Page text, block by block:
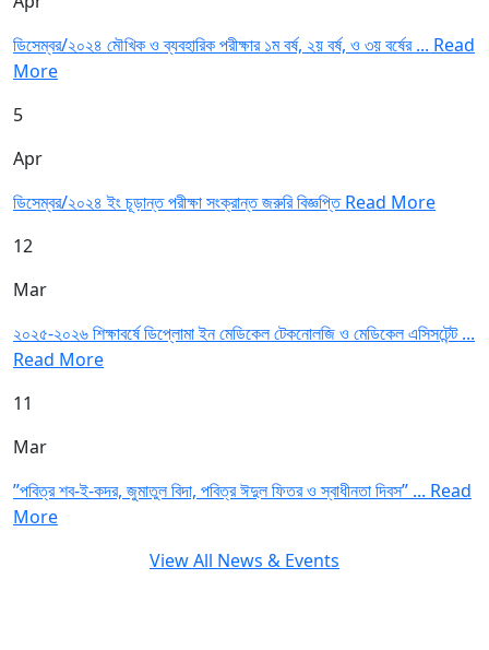
ডিসেম্বর/২০২৪ মৌখিক ও ব্যবহারিক পরীক্ষার ১ম বর্ষ, ২য় বর্ষ, ও ৩য় বর্ষের ... Read
More
5
Apr
ডিসেম্বর/২০২৪ ইং চূড়ান্ত পরীক্ষা সংক্রান্ত জরুরি বিজ্ঞপ্তিRead More
12
Mar
২০২৫-২০২৬ শিক্ষাবর্ষে ডিপ্লোমা ইন মেডিকেল টেকনোলজি ও মেডিকেল এসিসটেন্ট ...
Read More
11
Mar
”পবিত্র শব-ই-কদর, জুমাতুল বিদা, পবিত্র ঈদুল ফিতর ও স্বাধীনতা দিবস” ... Read
More
View All News & Events